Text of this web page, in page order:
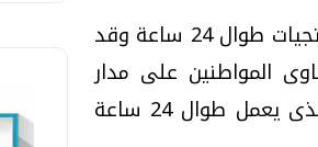
وفي ذات السياق تعمل فرق التشغيل والصيانة والطوارئ بنظام النوبتجيات طوال 24 ساعة وقد
وشكاوى المواطنين على مدار
اليوم والتعامل معها على الفور بالإضافة إلى الخط الساخن 125 والذى يعمل طوال 24 ساعة